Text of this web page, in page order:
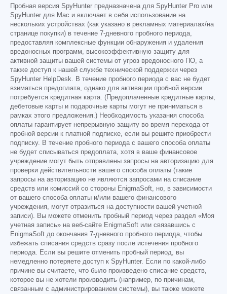
Пробная версия SpyHunter предназначена для SpyHunter Pro или
SpyHunter для Mac и включает в себя использование на
нескольких устройствах (как указано в рекламных материалах/на
странице покупки) в течение 7-дневного пробного периода,
предоставляя комплексные функции обнаружения и удаления
вредоносных программ, высокоэффективную защиту для
активной защиты вашей системы от угроз вредоносного ПО, а
также доступ к нашей службе технической поддержки через
SpyHunter HelpDesk. В течение пробного периода с вас не будет
взиматься предоплата, однако для активации пробной версии
потребуется кредитная карта. (Предоплаченные кредитные карты,
дебетовые карты и подарочные карты могут не приниматься в
рамках этого предложения.) Необходимость указания способа
оплаты гарантирует непрерывную защиту во время перехода от
пробной версии к платной подписке, если вы решите приобрести
подписку. В течение пробного периода с вашего способа оплаты
не будет списываться предоплата, хотя в ваше финансовое
учреждение могут быть отправлены запросы на авторизацию для
проверки действительности вашего способа оплаты (такие
запросы на авторизацию не являются запросами на списание
средств или комиссий со стороны EnigmaSoft, но, в зависимости
от вашего способа оплаты и/или вашего финансового
учреждения, могут отразиться на доступности вашей учетной
записи). Вы можете отменить пробный период через раздел «Моя
учетная запись» на веб-сайте EnigmaSoft или связавшись с
EnigmaSoft до окончания 7-дневного пробного периода, чтобы
избежать списания средств сразу после истечения пробного
периода. Если вы решите отменить пробный период, вы
немедленно потеряете доступ к SpyHunter. Если по какой-либо
причине вы считаете, что было произведено списание средств,
которое вы не хотели производить (например, по причинам,
связанным с администрированием системы), вы также можете